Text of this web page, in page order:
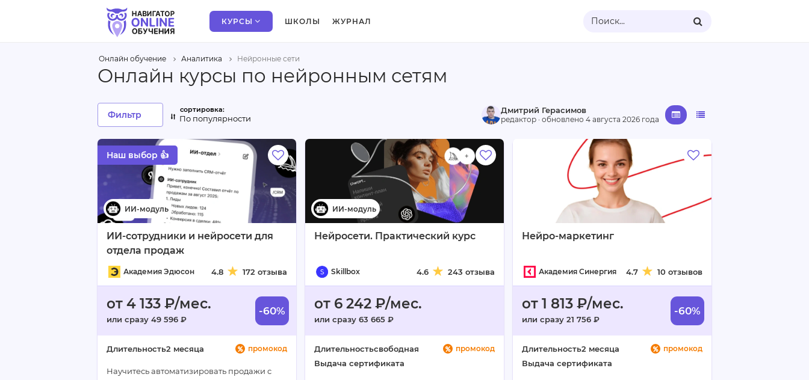
КУРСЫ ШКОЛЫ ЖУРНАЛ Поиск...
Онлайн обучение Аналитика Нейронные сети
Онлайн курсы по нейронным сетям
ИИ-сотрудники и нейросети для
отдела продаж
Академия Эдюсон 4.8 172 отзыва
от 4 133 ₽/мес.
или сразу 49 596 ₽
-60%
промокод
Длительность2 месяца
Научитесь автоматизировать продажи с
Наш выбор 👍
Нейросети. Практический курс
Skillbox 4.6 243 отзыва
от 6 242 ₽/мес.
или сразу 63 665 ₽
промокод
Длительностьсвободная
Выдача сертификата
Нейро-маркетинг
Академия Синергия 4.7 10 отзывов
от 1 813 ₽/мес.
или сразу 21 756 ₽
-60%
промокод
Длительность2 месяца
Выдача сертификата
Дмитрий Герасимов
редактор · обновлено 4 августа 2026 года
Фильтр По популярности